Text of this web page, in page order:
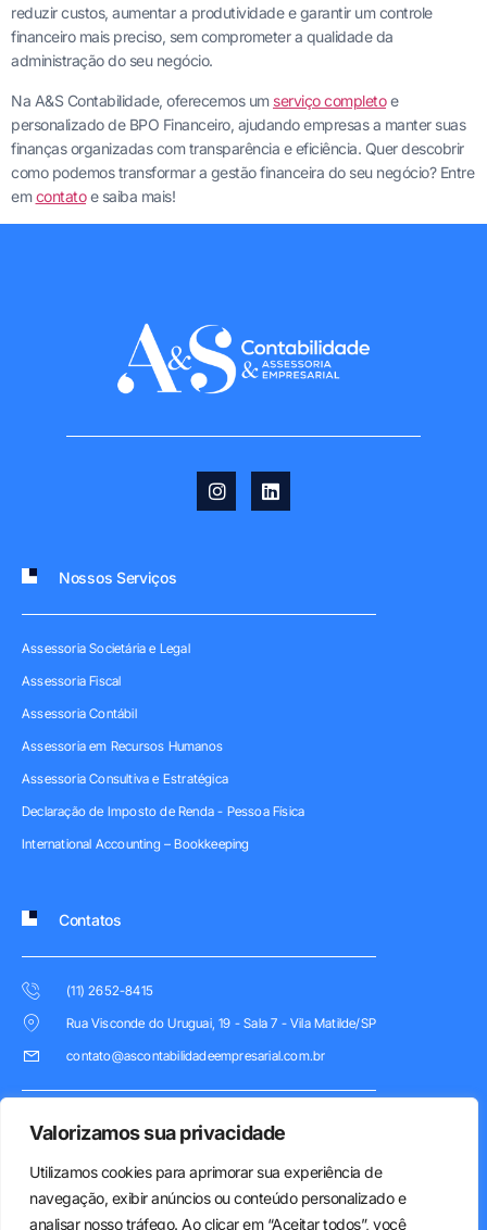
Valorizamos sua privacidade
Utilizamos cookies para aprimorar sua experiência de
navegação, exibir anúncios ou conteúdo personalizado e
analisar nosso tráfego. Ao clicar em “Aceitar todos”, você
reduzir custos, aumentar a produtividade e garantir um controle
financeiro mais preciso, sem comprometer a qualidade da
administração do seu negócio.
Na A&S Contabilidade, oferecemos um serviço completoe
personalizado de BPO Financeiro, ajudando empresas a manter suas
finanças organizadas com transparência e eficiência. Quer descobrir
como podemos transformar a gestão financeira do seu negócio? Entre
emcontatoe saiba mais!
Nossos Serviços
Assessoria Societária e Legal
Assessoria Fiscal
Assessoria Contábil
Assessoria em Recursos Humanos
Assessoria Consultiva e Estratégica
Declaração de Imposto de Renda - Pessoa Física
International Accounting – Bookkeeping
Contatos
(11) 2652-8415
Rua Visconde do Uruguai, 19 - Sala 7 - Vila Matilde/SP
contato@ascontabilidadeempresarial.com.br
1 (562) 574-8415
FAX: 1 (361) 733-3638